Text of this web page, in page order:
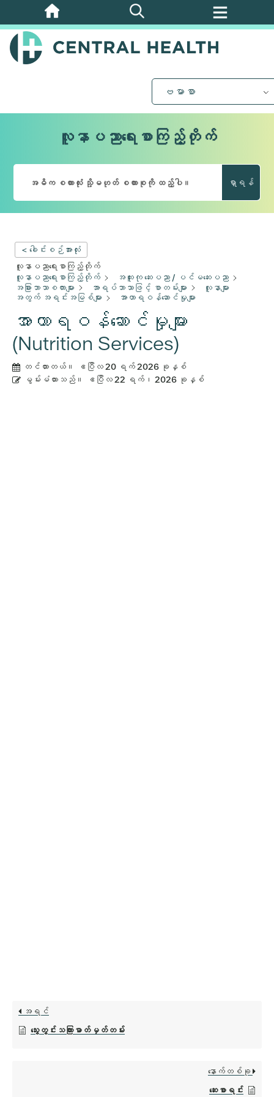
အဓိက
အကြောင်းအရာ
သို့
ဗမာစာ
လူနာပညာရေးစာကြည့်တိုက်
ရှာရန်
< ခေါင်းစဉ်အားလုံး
လူနာပညာရေးစာကြည့်တိုက်
လူနာပညာရေးစာကြည့်တိုက်
အထူးကု ဆေးပညာ / ပင်မဆေးပညာ
အခြားဘာသာစကားများ
အာရပ်ဘာသာဖြင့် စာတမ်းများ
လူနာများ
အတွက် အရင်းအမြစ်များ
အာဟာရဝန်ဆောင်မှုများ
အာဟာရဝန်ဆောင်မှုများ
(Nutrition Services)
တင်ထားတယ်။
ဧပြီလ 20 ရက် 2026 ခုနှစ်
မွမ်းမံထားသည်။
ဧပြီလ 22 ရက်၊ 2026 ခုနှစ်
အရင်
သွေးတွင်းသကြားဓာတ်မှတ်တမ်း
နောက်တစ်ခု
ဆေးစာရင်း